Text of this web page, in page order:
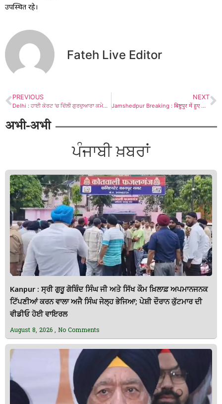
उपस्थित रहे।
Fateh Live Editor
PREVIOUS
Delhi : ਹਾਈ ਕੋਰਟ ‘ਚ ਦਿੱਲੀ ਗੁਰਦੁਆਰਾ ਕਮੇਟੀ ਨੂੰ ਰਾਹਤ, ਵਿਰੋਧੀਆਂ ਦੀਆਂ ਦਲੀਲਾਂ ਨਹੀਂ ਹੋਈਆਂ ਕਬੂਲ: ਕਾਲਕਾ/ਕਾਹਲੋਂ
NEXT
Jamshedpur Breaking : बिष्टुपुर में हुए हिमांशु हत्याकांड के मुख्य आरोपी बोदरा ने कोर्ट में किया सरेंडर, दो लाख का रखा गया था इनाम
अभी-अभी
ਪੰਜਾਬੀ ਖ਼ਬਰਾਂ
Kanpur : ਸ੍ਰੀ ਗੁਰੂ ਗੋਬਿੰਦ ਸਿੰਘ ਜੀ ਅਤੇ ਸਿੱਖ ਕੌਮ ਖ਼ਿਲਾਫ਼ ਅਪਮਾਨਜਨਕ
ਟਿੱਪਣੀਆਂ ਕਰਨ ਵਾਲਾ ਅਜੈ ਸਿੰਘ ਜੇਲ੍ਹ ਭੇਜਿਆ; ਪੇਸ਼ੀ ਦੌਰਾਨ ਕੁੱਟਮਾਰ ਦੀ
ਵੀਡੀਓ ਹੋਈ ਵਾਇਰਲ
August 8, 2026 No Comments